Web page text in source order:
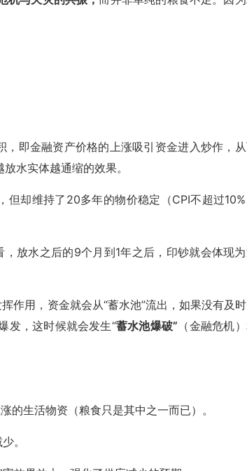
，即金融资产价格的上涨吸引资金进入炒作，
水实体越通缩的效果。
却维持了20多年的物价稳定（CPI不超过
放水之后的9个月到1年之后，印钞就会体现
作用，资金就会从“蓄水池”流出，如果没有及
发，这时候就会发生“蓄水池爆破” （金融危机
的生活物资（粮食只是其中之一而已）。
。